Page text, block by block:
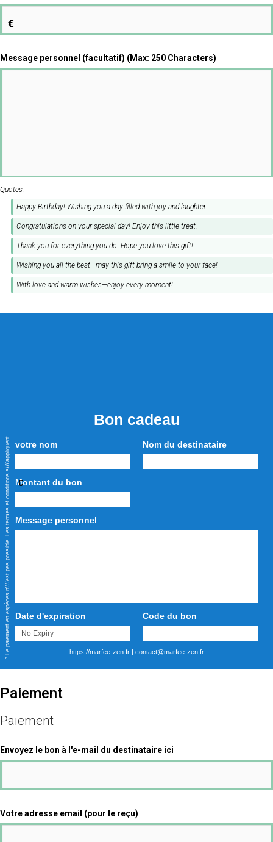
€
Message personnel (facultatif) (Max: 250 Characters)
Quotes:
Happy Birthday! Wishing you a day filled with joy and laughter.
Congratulations on your special day! Enjoy this little treat.
Thank you for everything you do. Hope you love this gift!
Wishing you all the best—may this gift bring a smile to your face!
With love and warm wishes—enjoy every moment!
Bon cadeau
votre nom Nom du destinataire
Montant du bon
€
Message personnel
Date d'expiration Code du bon
https://marfee-zen.fr| contact@marfee-zen.fr
* Le paiement en espèces n\\\'est pas possible. Les termes et conditions s\\\'appliquent.
Paiement
Paiement
Envoyez le bon à l'e-mail du destinataire ici
Votre adresse email (pour le reçu)